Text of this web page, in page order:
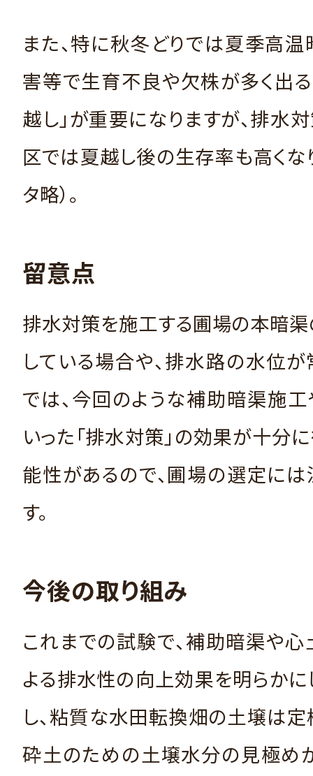
また、特に秋冬どりでは夏季高
害等で生育不良や欠株が多く出る
越し」が重要になりますが、排水
区では夏越し後の生存率も高くな
タ略）。
留意点
排水対策を施工する圃場の本暗
している場合や、排水路の水位
では、今回のような補助暗渠施
いった「排水対策」の効果が十分
能性があるので、圃場の選定に
す。
今後の取り組み
これまでの試験で、補助暗渠や
よる排水性の向上効果を明らかに
し、粘質な水田転換畑の土壌は
砕土のための土壌水分の見極め